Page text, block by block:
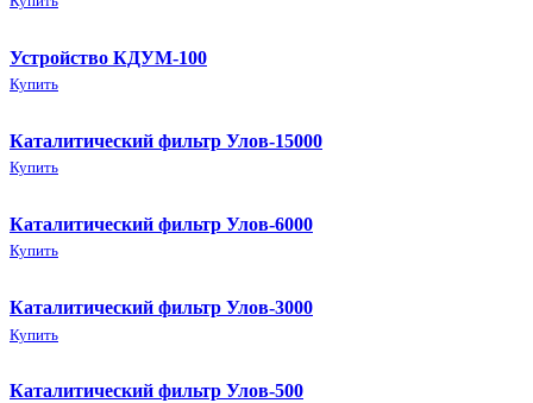
Устройство КДУМ-100
Купить
Каталитический фильтр Улов-15000
Купить
Каталитический фильтр Улов-6000
Купить
Каталитический фильтр Улов-3000
Купить
Каталитический фильтр Улов-500